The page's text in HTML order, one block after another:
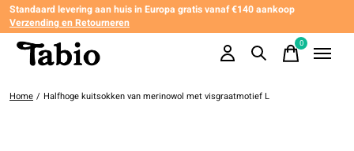
Standaard levering aan huis in Europa gratis vanaf €140 aankoop
Verzending en Retourneren
0items
Home / Halfhoge kuitsokken van merinowol met visgraatmotief L